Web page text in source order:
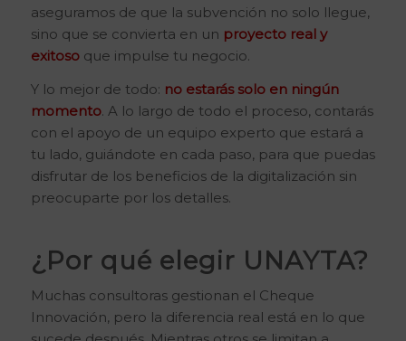
aseguramos de que la subvención no solo llegue,
sino que se convierta en un proyecto real y
exitosoque impulse tu negocio.
Y lo mejor de todo: no estarás solo en ningún
momento. A lo largo de todo el proceso, contarás
con el apoyo de un equipo experto que estará a
tu lado, guiándote en cada paso, para que puedas
disfrutar de los beneficios de la digitalización sin
preocuparte por los detalles.
¿Por qué elegir UNAYTA?
Muchas consultoras gestionan el Cheque
Innovación, pero la diferencia real está en lo que